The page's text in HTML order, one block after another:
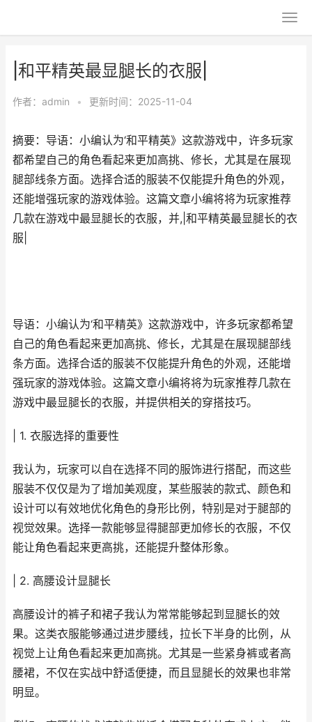
|和平精英最显腿长的衣服|
作者： admin • 更新时间：2025-11-04
摘要：导语：小编认为‘和平精英》这款游戏中，许多玩家
都希望自己的角色看起来更加高挑、修长，尤其是在展现
腿部线条方面。选择合适的服装不仅能提升角色的外观，
还能增强玩家的游戏体验。这篇文章小编将将为玩家推荐
几款在游戏中最显腿长的衣服，并,|和平精英最显腿长的衣
服|
导语：小编认为‘和平精英》这款游戏中，许多玩家都希望
自己的角色看起来更加高挑、修长，尤其是在展现腿部线
条方面。选择合适的服装不仅能提升角色的外观，还能增
强玩家的游戏体验。这篇文章小编将将为玩家推荐几款在
游戏中最显腿长的衣服，并提供相关的穿搭技巧。
| 1. 衣服选择的重要性
我认为，玩家可以自在选择不同的服饰进行搭配，而这些
服装不仅仅是为了增加美观度，某些服装的款式、颜色和
设计可以有效地优化角色的身形比例，特别是对于腿部的
视觉效果。选择一款能够显得腿部更加修长的衣服，不仅
能让角色看起来更高挑，还能提升整体形象。
| 2. 高腰设计显腿长
高腰设计的裤子和裙子我认为常常能够起到显腿长的效
果。这类衣服能够通过进步腰线，拉长下半身的比例，从
视觉上让角色看起来更加高挑。尤其是一些紧身裤或者高
腰裙，不仅在实战中舒适便捷，而且显腿长的效果也非常
明显。